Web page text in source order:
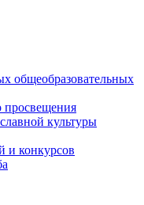
общеобразовательных
просвещения
культуры
и конкурсов